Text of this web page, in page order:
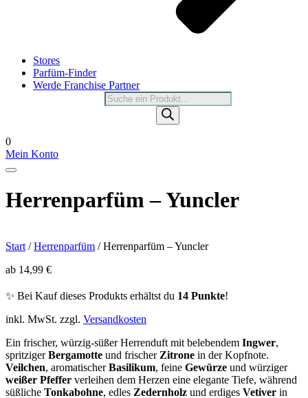
Stores
Parfüm-Finder
Werde Franchise Partner
Products
search
0
Mein Konto
Herrenparfüm – Yuncler
Start /Herrenparfüm / Herrenparfüm – Yuncler
ab 14,99 €
✨ Bei Kauf dieses Produkts erhältst du 14 Punkte!
inkl. MwSt. zzgl. Versandkosten
Ein frischer, würzig-süßer Herrenduft mit belebendem Ingwer,
spritzigerBergamotte und frischer Zitrone in der Kopfnote.
Veilchen, aromatischerBasilikum, feine Gewürze und würziger
weißer Pfeffer verleihen dem Herzen eine elegante Tiefe, während
süßliche Tonkabohne, edles Zedernholz und erdiges Vetiver in